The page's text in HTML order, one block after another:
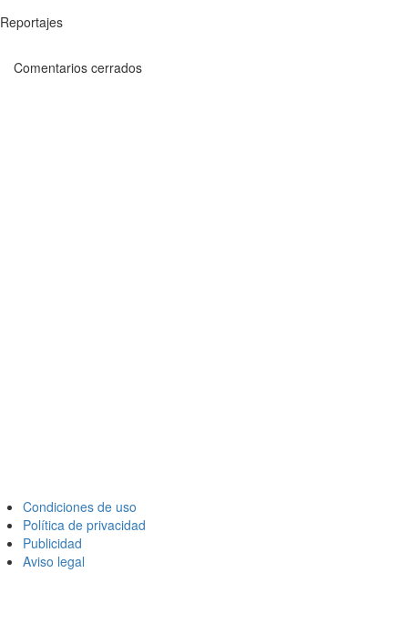
Reportajes
Comentarios cerrados
Condiciones de uso
Política de privacidad
Publicidad
Aviso legal